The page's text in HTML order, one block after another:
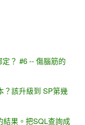
外狀況
給我的程式
5 Overview，原作
料（Create / Add）
ASP新書上市」說